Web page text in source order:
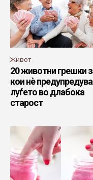
Живот
20 животни грешки
кои нѐ
луѓето во длабока
старост